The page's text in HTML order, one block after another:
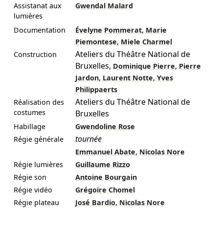
Assistanat aux
lumières
Gwendal Malard
Documentation Évelyne Pommerat, Marie
Piemontese, Miele Charmel
Construction
Ateliers du Théâtre National de
Bruxelles, Dominique Pierre, Pierre
Jardon, Laurent Notte, Yves
Philippaerts
Réalisation des
costumes
Ateliers du Théâtre National de
Bruxelles
Habillage
Gwendoline Rose
Régie générale
tournée
Emmanuel Abate, Nicolas Nore
Régie lumières
Guillaume Rizzo
Régie son
Antoine Bourgain
Régie vidéo
Grégoire Chomel
Régie plateau
José Bardio, Nicolas Nore